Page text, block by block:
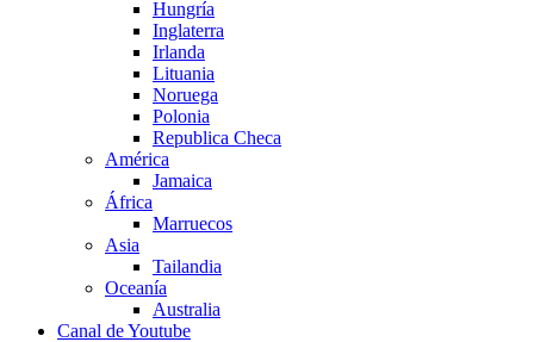
Hungría
Inglaterra
Irlanda
Lituania
Noruega
Polonia
Republica Checa
América
Jamaica
África
Marruecos
Asia
Tailandia
Oceanía
Australia
Canal de Youtube